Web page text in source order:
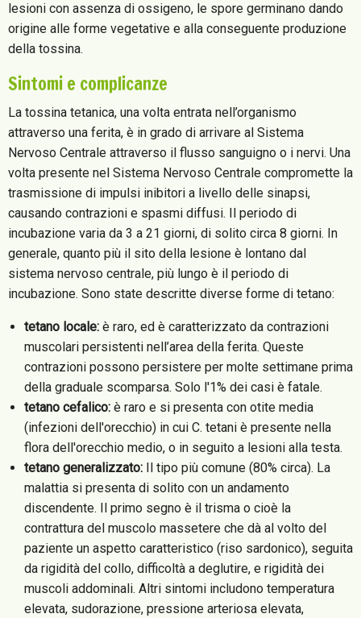
lesioni con assenza di ossigeno, le spore germinano dando
origine alle forme vegetative e alla conseguente produzione
della tossina.
Sintomi e complicanze
La tossina tetanica, una volta entrata nell’organismo
attraverso una ferita, è in grado di arrivare al Sistema
Nervoso Centrale attraverso il flusso sanguigno o i nervi. Una
volta presente nel Sistema Nervoso Centrale compromette la
trasmissione di impulsi inibitori a livello delle sinapsi,
causando contrazioni e spasmi diffusi. Il periodo di
incubazione varia da 3 a 21 giorni, di solito circa 8 giorni. In
generale, quanto più il sito della lesione è lontano dal
sistema nervoso centrale, più lungo è il periodo di
incubazione. Sono state descritte diverse forme di tetano:
tetano locale: è raro, ed è caratterizzato da contrazioni
muscolari persistenti nell’area della ferita. Queste
contrazioni possono persistere per molte settimane prima
della graduale scomparsa. Solo l'1% dei casi è fatale.
tetano cefalico: è raro e si presenta con otite media
(infezioni dell'orecchio) in cui C. tetani è presente nella
flora dell'orecchio medio, o in seguito a lesioni alla testa.
tetano generalizzato: Il tipo più comune (80% circa). La
malattia si presenta di solito con un andamento
discendente. Il primo segno è il trisma o cioè la
contrattura del muscolo massetere che dà al volto del
paziente un aspetto caratteristico (riso sardonico), seguita
da rigidità del collo, difficoltà a deglutire, e rigidità dei
muscoli addominali. Altri sintomi includono temperatura
elevata, sudorazione, pressione arteriosa elevata,